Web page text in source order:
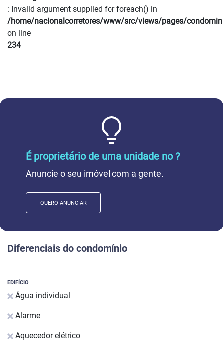
: Invalid argument supplied for foreach() in
/home/nacionalcorretores/www/src/views/pages/
on line
234
É proprietário de uma unidade no ?
Anuncie o seu imóvel com a gente.
QUERO ANUNCIAR
Diferenciais do condomínio
EDIFÍCIO
Água individual
Alarme
Aquecedor elétrico